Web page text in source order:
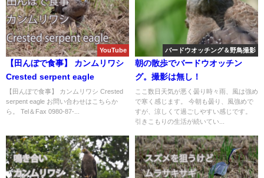
YouTube
【田んぼで食事】 カンムリワシ
Crested serpent eagle
【田んぼで食事】 カンムリワシ Crested
serpent eagle お問い合わせはこちらか
ら。 Tel＆Fax 0980-87-...
バードウオッチング＆野鳥撮影
朝の散歩でバードウオッチン
グ。撮影は無し！
ここ数日天気が悪く曇り時々雨、風は強め
で寒く感じます。 今朝も曇り、風強めで
すが、涼しくて過ごしやすい感じです。
引きこもりの生活が続いてい...